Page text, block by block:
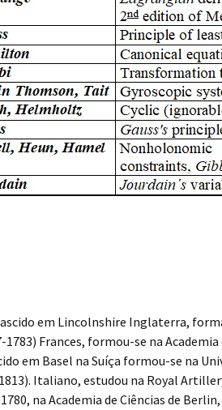
em Lincolnshire Inglaterra,
Frances, formou-se na Academia
em Basel na Suíça formou-se na
Italiano, estudou na Royal
na Academia de Ciências de